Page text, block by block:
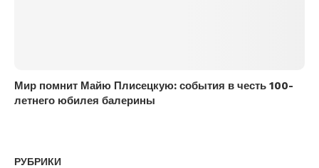
Мир помнит Майю Плисецкую: события в честь 100-
летнего юбилея балерины
РУБРИКИ